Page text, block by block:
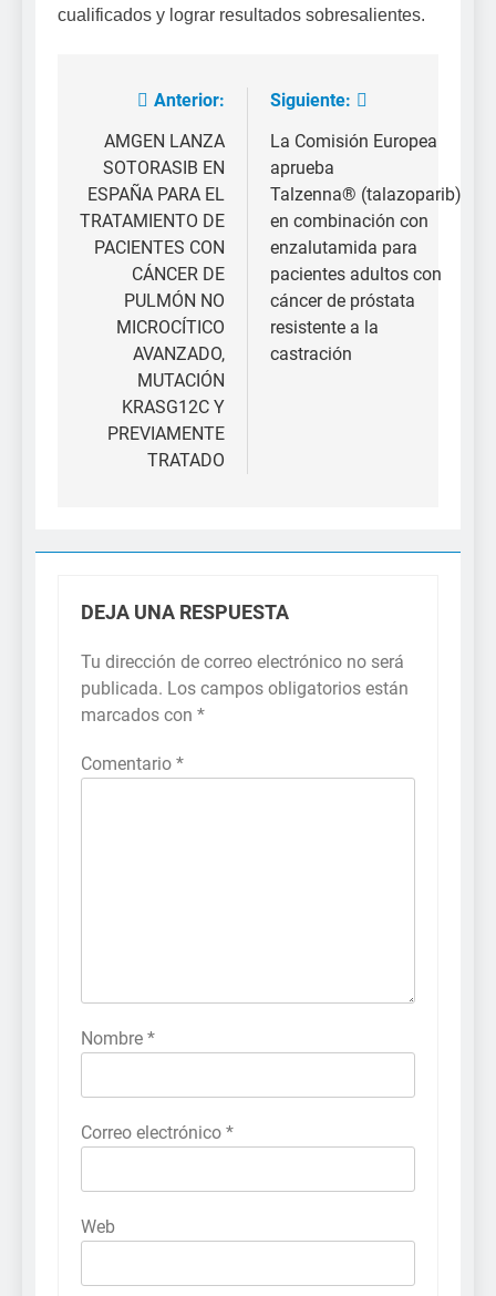
cualificados y lograr resultados sobresalientes.
Navegación
de
entradas
Anterior:
AMGEN LANZA
SOTORASIB EN
ESPAÑA PARA EL
TRATAMIENTO DE
PACIENTES CON
CÁNCER DE
PULMÓN NO
MICROCÍTICO
AVANZADO,
MUTACIÓN
KRASG12C Y
PREVIAMENTE
TRATADO
Siguiente:
La Comisión Europea
aprueba
Talzenna® (talazoparib)
en combinación con
enzalutamida para
pacientes adultos con
cáncer de próstata
resistente a la
castración
DEJA UNA RESPUESTA
Tu dirección de correo electrónico no será
publicada. Los campos obligatorios están
marcados con *
Comentario *
Nombre *
Correo electrónico *
Web